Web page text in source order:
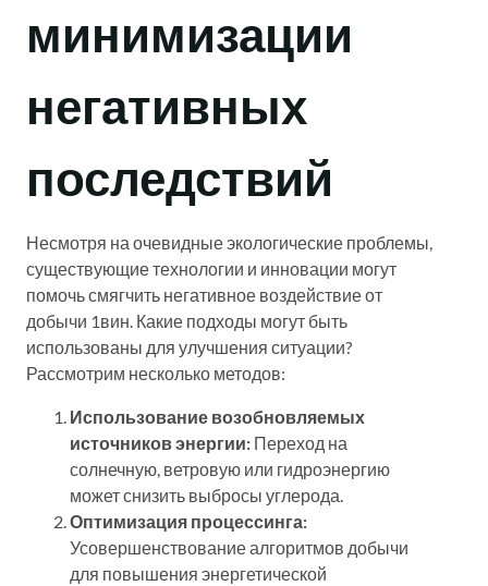
минимизации
негативных
последствий
Несмотря на очевидные экологические проблемы,
существующие технологии и инновации могут
помочь смягчить негативное воздействие от
добычи 1вин. Какие подходы могут быть
использованы для улучшения ситуации?
Рассмотрим несколько методов:
Использование возобновляемых
источников энергии: Переход на
солнечную, ветровую или гидроэнергию
может снизить выбросы углерода.
Оптимизация процессинга:
Усовершенствование алгоритмов добычи
для повышения энергетической